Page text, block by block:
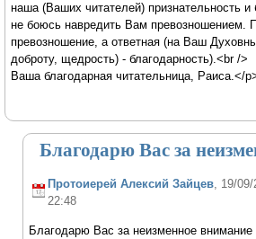
наша (Ваших читателей) признательность и
не боюсь навредить Вам превозношением.
превозношение, а ответная (на Ваш
доброту, щедрость) - благодарность).<br />
Ваша благодарная читательница, Раиса.</
Благодарю Вас за
Протоиерей Алексий Зайцев, 19/09/
22:48
Благодарю Вас за неизменное внимание